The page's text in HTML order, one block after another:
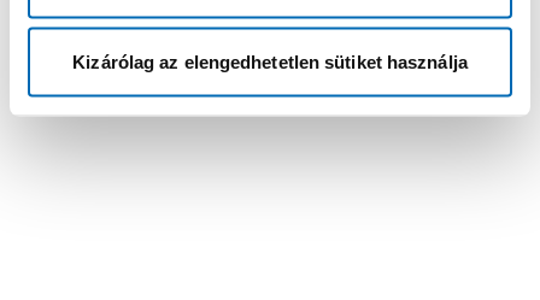
Kizárólag az elengedhetetlen sütiket használja